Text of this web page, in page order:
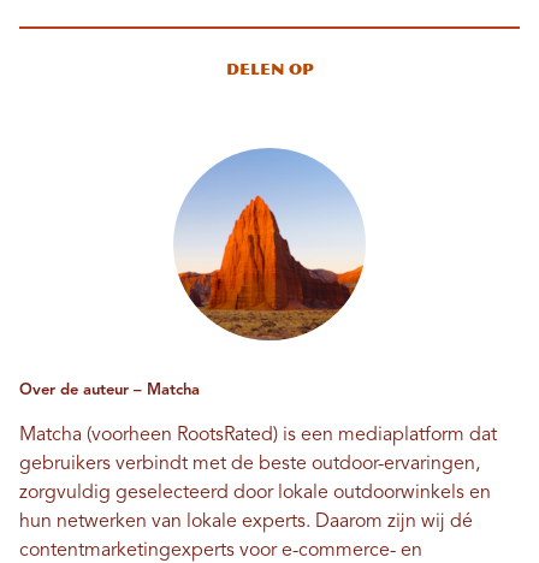
Delen op
Over de auteur – Matcha
Matcha (voorheen RootsRated) is een mediaplatform dat
gebruikers verbindt met de beste outdoor-ervaringen,
zorgvuldig geselecteerd door lokale outdoorwinkels en
hun netwerken van lokale experts. Daarom zijn wij dé
contentmarketingexperts voor e-commerce- en